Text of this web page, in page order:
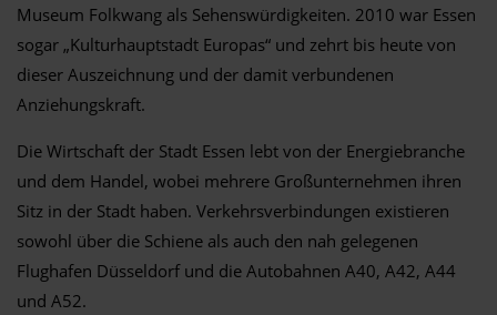
Museum Folkwang als Sehenswürdigkeiten. 2010 war Essen
sogar „Kulturhauptstadt Europas“ und zehrt bis heute von
dieser Auszeichnung und der damit verbundenen
Anziehungskraft.
Die Wirtschaft der Stadt Essen lebt von der Energiebranche
und dem Handel, wobei mehrere Großunternehmen ihren
Sitz in der Stadt haben. Verkehrsverbindungen existieren
sowohl über die Schiene als auch den nah gelegenen
Flughafen Düsseldorf und die Autobahnen A40, A42, A44
und A52.